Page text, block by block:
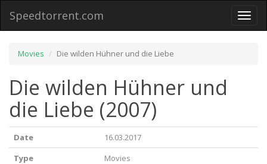
Toggle
Speedtorrent.com
Movies Die wilden Hühner und die Liebe
Die wilden Hühner und
die Liebe (2007)
Date
16.03.2017
Type
Movies